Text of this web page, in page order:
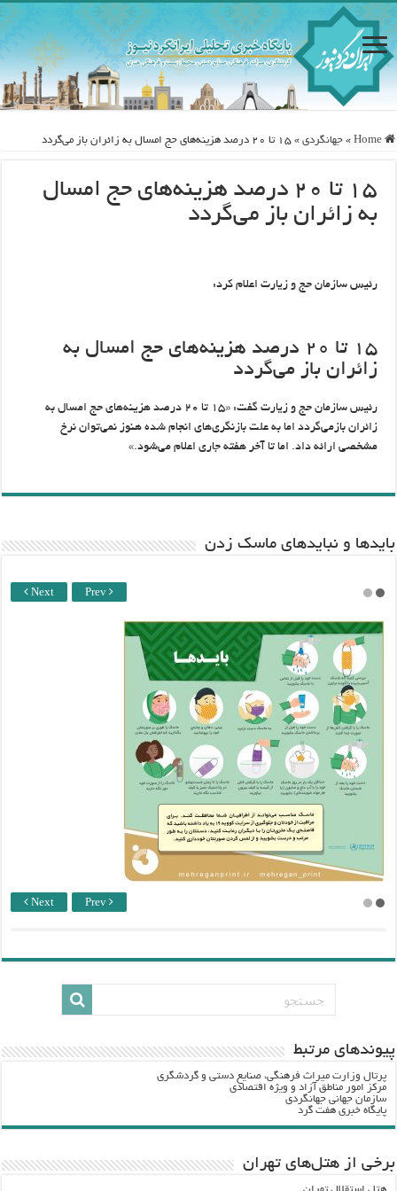
Home
» جهانگردی » ۱۵ تا ۲۰ درصد هزینه‌های حج امسال به زائران باز می‌گردد
۱۵ تا ۲۰ درصد هزینه‌های حج امسال
به زائران باز می‌گردد
رئیس سازمان حج و زیارت اعلام کرد:
۱۵ تا ۲۰ درصد هزینه‌های حج امسال به
زائران باز می‌گردد
رئیس سازمان حج و زیارت گفت: «۱۵ تا ۲۰ درصد هزینه‌های حج امسال به
زائران بازمی‌گردد اما به علت بازنگری‌های انجام شده هنوز نمی‌توان نرخ
مشخصی ارائه داد. اما تا آخر هفته جاری اعلام می‌شود.»
باید‌ها و نبایدهای ماسک زدن
Next Prev
Next Prev
پيوندهاي مرتبط
پرتال وزارت ميراث فرهنگي، صنایع دستی و گردشگري
مرکز امور مناطق آزاد و ویژه اقتصادی
سازمان جهانی جهانگردی
پایگاه خبری هفت گرد
برخی از هتل‌های تهران